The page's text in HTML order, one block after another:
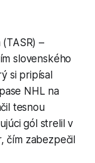
–
slovenského
si pripísal
NHL na
tesnou
gól strelil v
čím zabezpečil